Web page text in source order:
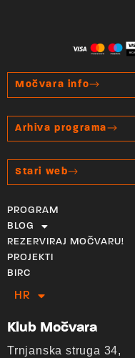
Močvara info
Arhiva programa
Stari web
PROGRAM
BLOG
REZERVIRAJ MOČVARU!
PROJEKTI
BIRC
HR
EN
Klub Močvara
Trnjanska struga 34,